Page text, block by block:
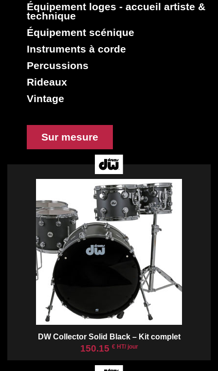
Équipement loges - accueil artiste &
technique
Équipement scénique
Instruments à corde
Percussions
Rideaux
Vintage
Sur mesure
DW Collector Solid Black – Kit complet
150.15 € HT/ jour